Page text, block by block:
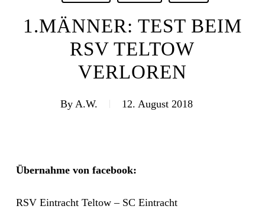
1.MÄNNER: TEST BEIM
RSV TELTOW
VERLOREN
By A.W. 12. August 2018
Übernahme von facebook:
RSV Eintracht Teltow – SC Eintracht